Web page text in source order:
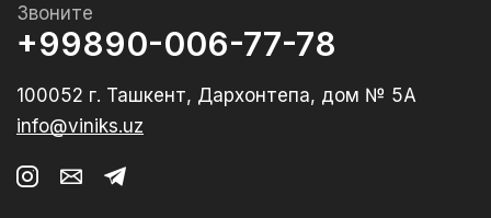
Звоните
+99890-006-77-78
100052 г. Ташкент, Дархонтепа, дом № 5А
info@viniks.uz